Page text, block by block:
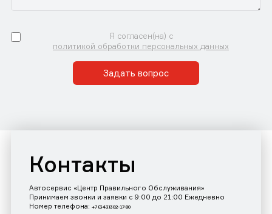
Я согласен(на) с
политикой обработки персональных данных
Задать вопрос
Контакты
Автосервис «Центр Правильного Обслуживания»
Принимаем звонки и заявки с 9:00 до 21:00 Ежедневно
Номер телефона: +7 (343)302-17-80